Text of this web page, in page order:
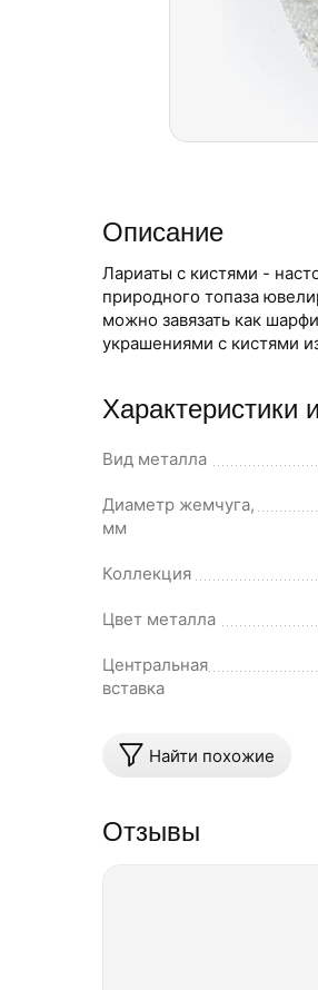
Описание
Лариаты с кистями -
природного топаза
можно завязать как
украшениями с кистями
Характеристики
Вид металла
Диаметр жемчуга,
мм
Коллекция
Цвет металла
Центральная
вставка
Найти похожие
Отзывы